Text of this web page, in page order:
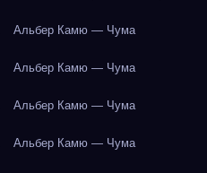
Альбер Камю — Чума
Альбер Камю — Чума
Альбер Камю — Чума
Альбер Камю — Чума